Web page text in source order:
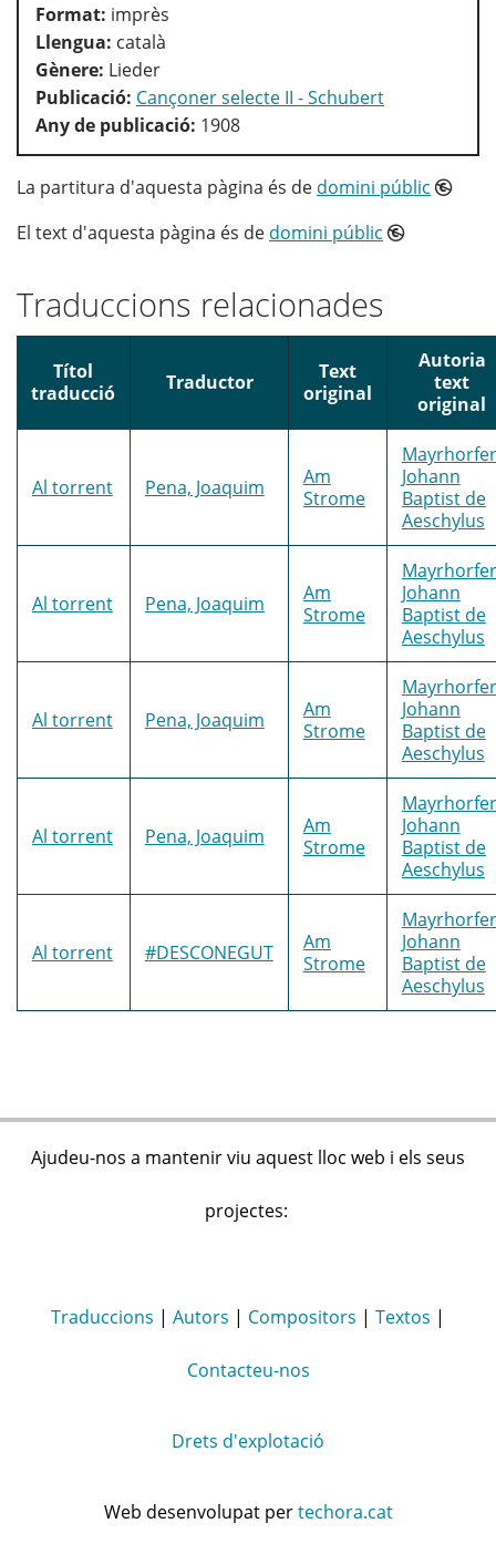
Format: imprès
Llengua: català
Gènere: Lieder
Publicació: Cançoner selecte II - Schubert
Any de publicació: 1908
La partitura d'aquesta pàgina és de domini públic
El text d'aquesta pàgina és de domini públic
Traduccions relacionades
Títol
traducció
Traductor
Text
original
Autoria
text
original
Al torrent Pena, Joaquim
Am
Strome
Johann
Baptist de
Aeschylus
Al torrent Pena, Joaquim
Am
Strome
Johann
Baptist de
Aeschylus
Al torrent Pena, Joaquim
Am
Strome
Johann
Baptist de
Aeschylus
Al torrent Pena, Joaquim
Am
Strome
Johann
Baptist de
Aeschylus
Al torrent #DESCONEGUT
Am
Strome
Johann
Baptist de
Aeschylus
Ajudeu-nos a mantenir viu aquest lloc web i els seus
projectes:
Traduccions | Autors | Compositors | Textos |
Contacteu-nos
Drets d'explotació
Web desenvolupat pertechora.cat